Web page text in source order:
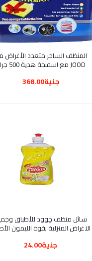
أضف إلى السلة
المنظف الساحر متعدد الأغراض
JOOD مع اسفنجة هدية 500 جرام
جنية368.00
أضف إلى السلة
سائل منظف چوود للأطباق
الاغراض المنزلية بقوة الليمون
جنية24.00